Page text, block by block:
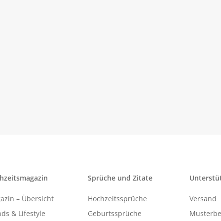
– Übersicht
& Lifestyle
Sprüche und Zitate
Hochzeitssprüche
Geburtssprüche
Versand